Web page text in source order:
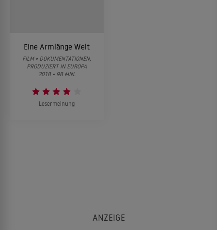
Eine Armlänge Welt
FILM • DOKUMENTATIONEN,
PRODUZIERT IN EUROPA
2018 • 98 MIN.
Lesermeinung